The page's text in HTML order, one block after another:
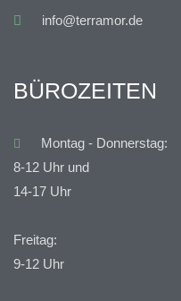
info@terramor.de
BÜROZEITEN
Montag - Donnerstag:
8-12 Uhr und
14-17 Uhr
Freitag:
9-12 Uhr